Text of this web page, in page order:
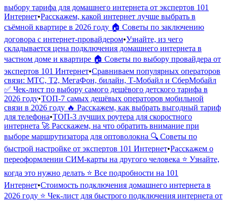
выбору тарифа для домашнего интернета от экспертов 101
Интернет•Расскажем, какой интернет лучше выбрать в
съёмной квартире в 2026 году 🏠 Советы по заключению
договора с интернет-провайдером•Узнайте, из чего
складывается цена подключения домашнего интернета в
частном доме и квартире 🏠 Советы по выбору провайдера от
экспертов 101 Интернет•Сравниваем популярных операторов
связи: МТС, Т2, МегаФон, билайн, Т-Мобайл и СберМобайл
✅ Чек-лист по выбору самого дешёвого детского тарифа в
2026 году•ТОП-7 самых дешёвых операторов мобильной
связи в 2026 году 🔥 Расскажем, как выбрать выгодный тариф
для телефона•ТОП-3 лучших роутера для скоростного
интернета 🚀 Расскажем, на что обратить внимание при
выборе маршрутизатора для оптоволокна 🔍 Советы по
быстрой настройке от экспертов 101 Интернет•Расскажем о
переоформлении СИМ-карты на другого человека ⭐️ Узнайте,
когда это нужно делать ⭐️ Все подробности на 101
Интернет•Стоимость подключения домашнего интернета в
2026 году ⭐️ Чек-лист для быстрого подключения интернета от